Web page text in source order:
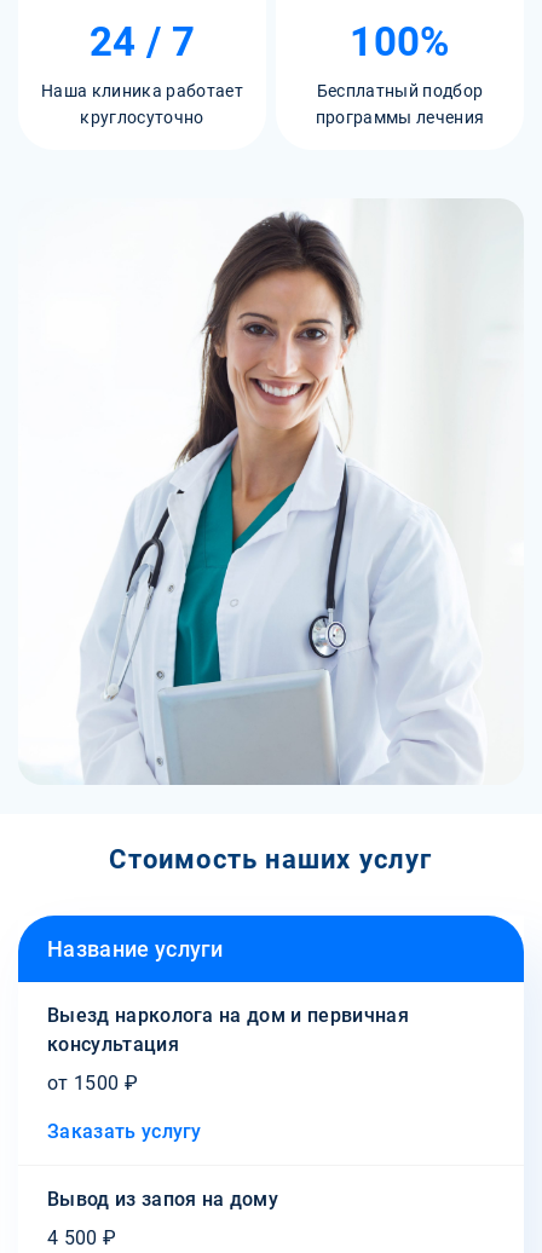
24 / 7
Наша клиника работает
круглосуточно
100%
Бесплатный подбор
программы лечения
Стоимость наших услуг
Название услуги
Выезд нарколога на дом и первичная
консультация
от 1500 ₽
Заказать услугу
Вывод из запоя на дому
4 500 ₽